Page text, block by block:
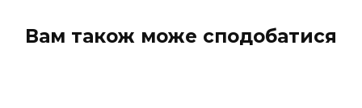
Вам також може сподобатися